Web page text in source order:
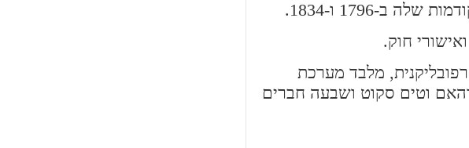
חוק.
ה-60 נוטה לכיוון המפלגה הרפובליקנית, מלבד מערכת
לינדזי גרהאם וטים סקוט ושבעה חברים